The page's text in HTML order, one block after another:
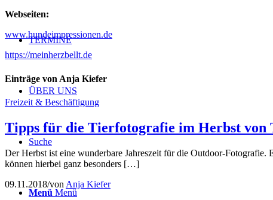
TERMINE
ÜBER UNS
Suche
Menü Menü
Webseiten:
www.hundeimpressionen.de
https://meinherzbellt.de
Einträge von Anja Kiefer
Freizeit & Beschäftigung
Tipps für die Tierfotografie im Herbst
Der Herbst ist eine wunderbare Jahreszeit für die Outdoor-Fotografie.
können hierbei ganz besonders […]
09.11.2018/von Anja Kiefer